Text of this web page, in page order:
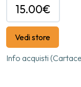
smartphone per
questo testo, che si
bambine e bambini
competenze
fondamentali per lo
15.00€
Vedi store
Info acquisti